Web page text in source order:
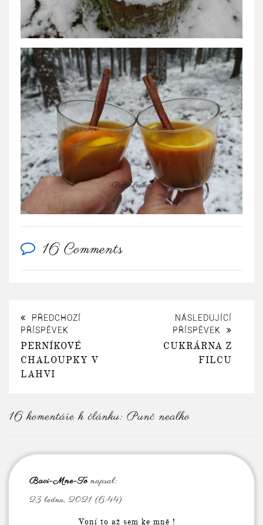
16 Comments
PŘEDCHOZÍ
PŘÍSPĚVEK
PERNÍKOVÉ
CHALOUPKY V
LAHVI
NÁSLEDUJÍCÍ
PŘÍSPĚVEK
CUKRÁRNA Z
FILCU
16 komentáře k článku: Punč nealko
Bavi-Mne-To napsal:
23 ledna, 2021 (6:44)
Voní to až sem ke mně !